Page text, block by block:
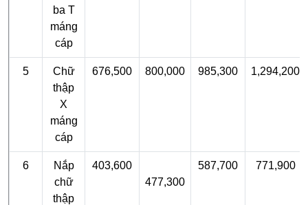
ba T
máng
cáp
5
Chữ
thập
X
máng
cáp
676,500 800,000 985,300 1,294,200
6
Nắp
chữ
thập
403,600
477,300
587,700 771,900